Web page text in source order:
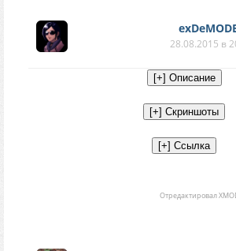
28.08.2015 в
Отредактировал